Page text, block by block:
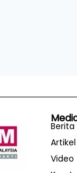
Berita
Artikel
Video